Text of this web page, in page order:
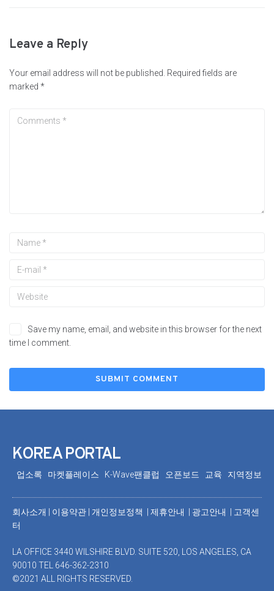
Leave a Reply
Your email address will not be published. Required fields are
marked *
Save my name, email, and website in this browser for the next
time I comment.
KOREA PORTAL
업소록 마켓플레이스 K-Wave팬클럽 오픈보드 교육 지역정보
회사소개 이용약관 개인정보정책 | 제휴안내 | 광고안내
고객센
터
LA OFFICE 3440 WILSHIRE BLVD. SUITE 520, LOS ANGELES, CA
90010 TEL 646-362-2310
©2021 ALL RIGHTS RESERVED.